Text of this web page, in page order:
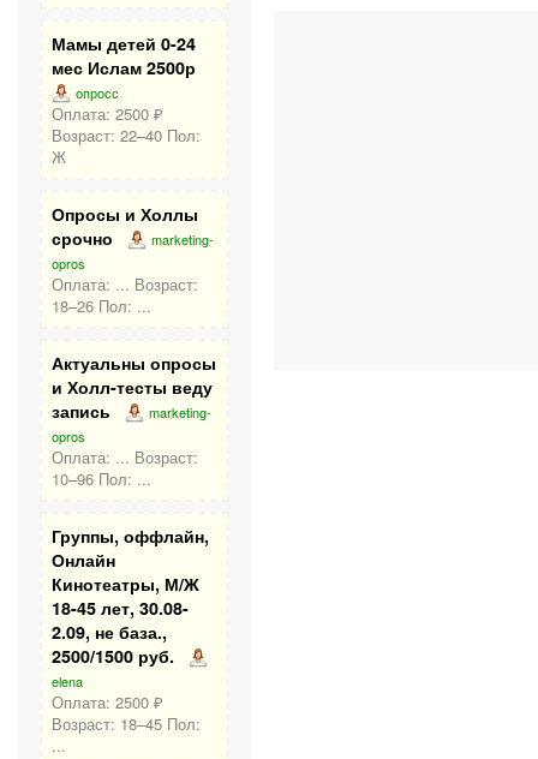
Мамы детей 0-24
мес Ислам 2500р
опросс
Оплата: 2500 ₽
Возраст: 22–40 Пол:
Ж
Опросы и Холлы
срочно
marketing-
opros
Оплата: ... Возраст:
18–26 Пол: ...
Актуальны опросы
и Холл-тесты веду
запись
marketing-
opros
Оплата: ... Возраст:
10–96 Пол: ...
Группы, оффлайн,
Онлайн
Кинотеатры, М/Ж
18-45 лет, 30.08-
2.09, не база.,
2500/1500 руб.
elena
Оплата: 2500 ₽
Возраст: 18–45 Пол:
...